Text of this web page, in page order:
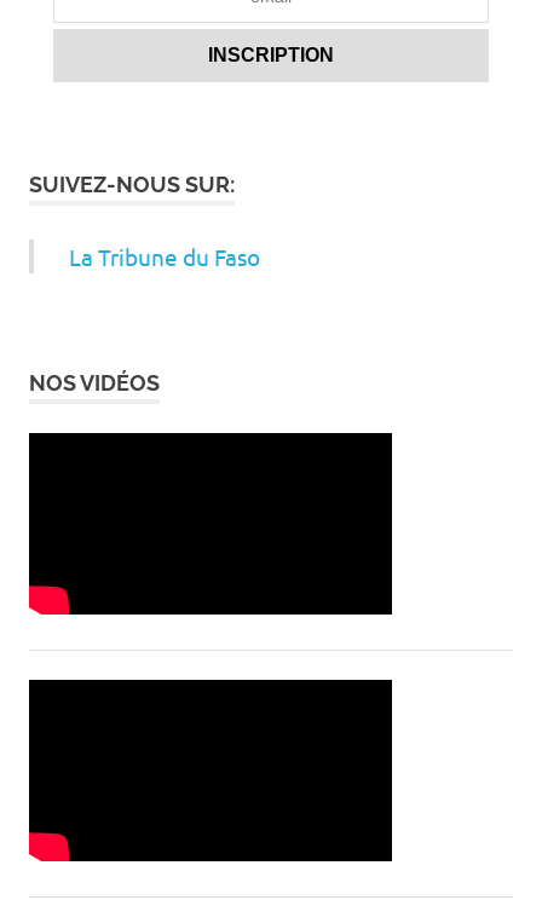
SUIVEZ-NOUS SUR:
La Tribune du Faso
NOS VIDÉOS